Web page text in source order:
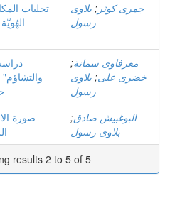
تجلیات
جمری کوثر ; بلاوی
رسول
معرفاوی سمانة;
خضری علی; بلاوی
رسول
صورة
البوغبیش صادق;
بلاوی رسول
results 2 to 5 of 5